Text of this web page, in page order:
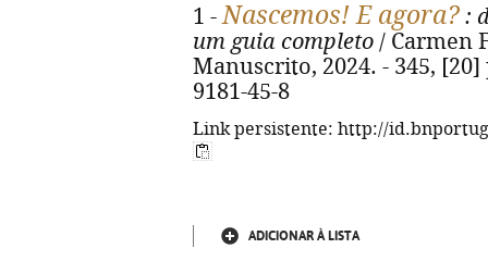
1 -Nascemos! E agora? :
um guia completo / Carmen
Manuscrito, 2024. - 345, [20]
9181-45-8
Link persistente: http://
ADICIONAR À LISTA